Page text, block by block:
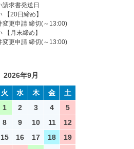
請求書発送日
【20日締め】
更申請 締切(～13:00)
【月末締め】
更申請 締切(～13:00)
2026年9月
火 水 木 金
土
1
2 3 4
5
8 9 10 11
12
15 16 17 18
19